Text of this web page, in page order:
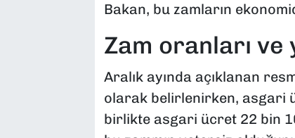
Bakan, bu zamların
Zam oranları
Aralık ayında açıklanan
olarak belirlenirken, asgari
birlikte asgari ücret 22 bin